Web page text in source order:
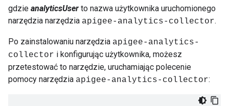
gdzie analyticsUser to nazwa użytkownika uruchomionego
narzędzia narzędzia apigee-analytics-collector.
Po zainstalowaniu narzędzia apigee-analytics-
collector i konfigurując użytkownika, możesz
przetestować to narzędzie, uruchamiając polecenie
pomocy narzędzia apigee-analytics-collector: